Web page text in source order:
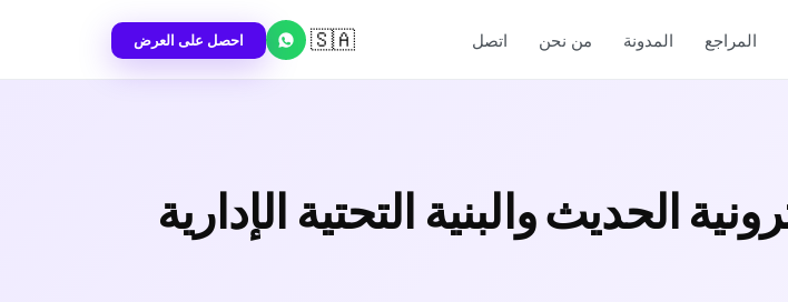
المراجع المدونة من نحن اتصل 🇸🇦 احصل على العرض